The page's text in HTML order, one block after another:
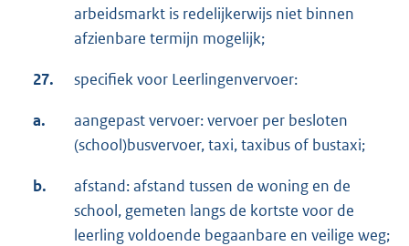
arbeidsmarkt is redelijkerwijs niet binnen
afzienbare termijn mogelijk;
27. specifiek voor Leerlingenvervoer:
a.
aangepast vervoer: vervoer per besloten
(school)busvervoer, taxi, taxibus of bustaxi;
b.
afstand: afstand tussen de woning en de
school, gemeten langs de kortste voor de
leerling voldoende begaanbare en veilige weg;